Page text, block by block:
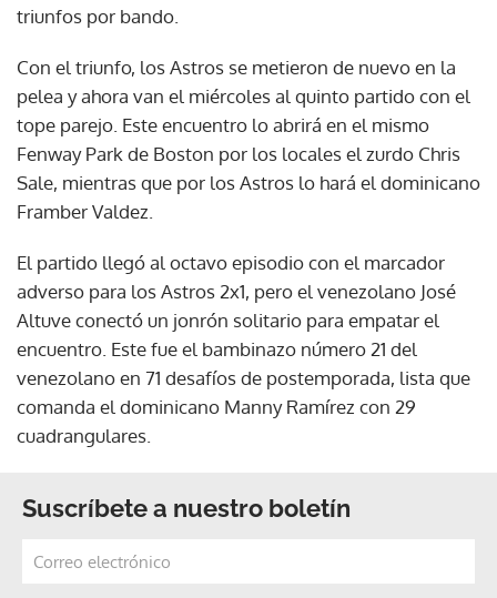
triunfos por bando.
Con el triunfo, los Astros se metieron de nuevo en la
pelea y ahora van el miércoles al quinto partido con el
tope parejo. Este encuentro lo abrirá en el mismo
Fenway Park de Boston por los locales el zurdo Chris
Sale, mientras que por los Astros lo hará el dominicano
Framber Valdez.
El partido llegó al octavo episodio con el marcador
adverso para los Astros 2x1, pero el venezolano José
Altuve conectó un jonrón solitario para empatar el
encuentro. Este fue el bambinazo número 21 del
venezolano en 71 desafíos de postemporada, lista que
comanda el dominicano Manny Ramírez con 29
cuadrangulares.
Suscríbete a nuestro boletín